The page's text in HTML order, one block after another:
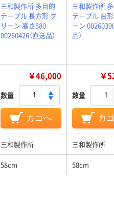
三和製作所 多目的
テーブル 長方形 グ
リーン 高さ580
00260426（直送品）
三和製作所
テーブル 台
ーン
品）
￥46,000
数量
カゴへ
￥
数量
カ
三和製作所 三和製作所
58cm 58cm